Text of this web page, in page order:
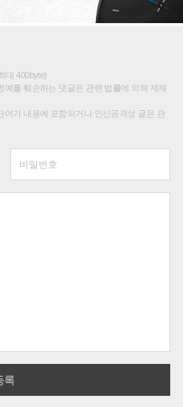
대 400byte)
를 훼손하는 댓글은 관련 법률에 의해 제재
어가 내용에 포함되거나 인신공격성 글은 관